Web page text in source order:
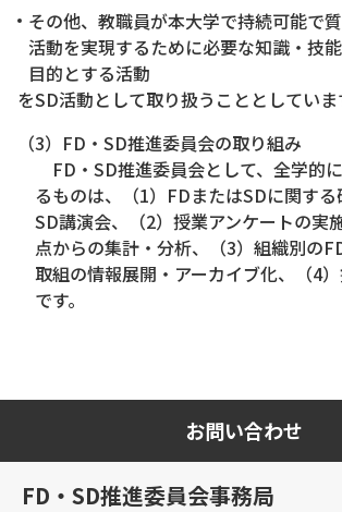
その他、教職員が本大学で持続可能で
活動を実現するために必要な知識・技
目的とする活動
をSD活動として取り扱うこととしていま
（3）FD・SD推進委員会の取り組み
FD・SD推進委員会として、全学的
るものは、（1）FDまたはSDに関する
SD講演会、（2）授業アンケートの実
点からの集計・分析、（3）組織別の
取組の情報展開・アーカイブ化、（4
です。
お問い合わせ
FD・SD推進委員会事務局